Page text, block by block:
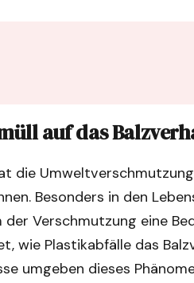
auf das
die
Besonders in den
der Verschmutzung eine
wie Plastikabfälle das
umgeben dieses